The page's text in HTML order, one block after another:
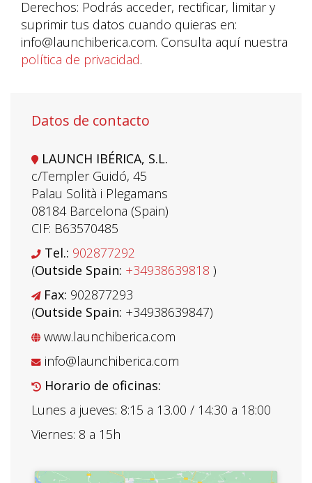
Derechos: Podrás acceder, rectificar, limitar y
suprimir tus datos cuando quieras en:
info@launchiberica.com. Consulta aquí nuestra
política de privacidad.
Datos de contacto
LAUNCH IBÉRICA, S.L.
c/Templer Guidó, 45
Palau Solità i Plegamans
08184 Barcelona (Spain)
CIF: B63570485
Tel.: 902877292
(Outside Spain: +34938639818 )
Fax: 902877293
(Outside Spain: +34938639847)
www.launchiberica.com
info@launchiberica.com
Horario de oficinas:
Lunes a jueves: 8:15 a 13.00 / 14:30 a 18:00
Viernes: 8 a 15h